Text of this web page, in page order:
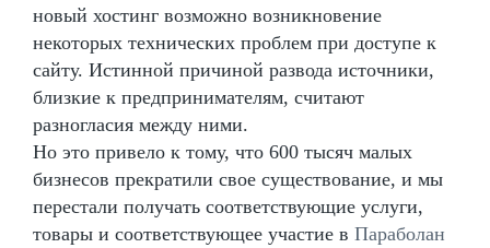
новый хостинг возможно возникновение
некоторых технических проблем при доступе к
сайту. Истинной причиной развода источники,
близкие к предпринимателям, считают
разногласия между ними.
Но это привело к тому, что 600 тысяч малых
бизнесов прекратили свое существование, и мы
перестали получать соответствующие услуги,
товары и соответствующее участие в Параболан